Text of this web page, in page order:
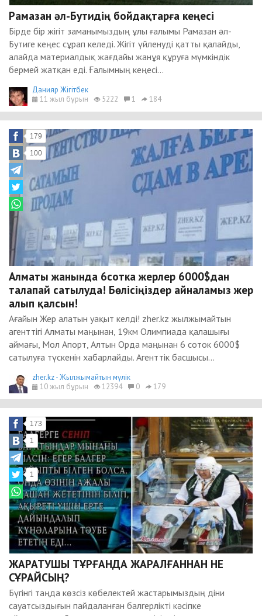
Рамазан әл-Бутидің бойдақтарға кеңесі
Бірде бір жігіт заманымыздың ұлы ғалымы Рамазан әл-
Бутиге кеңес сұрап келеді. Жігіт үйленуді қатты қалайды,
алайда материалдық жағдайы жанұя құруға мүмкіндік
бермей жатқан еді. Ғалымның кеңесі...
Данияр Жігітбек
11 жыл бұрын
5222 1 184
179
100
Алматы жанында 6сотка жерлер 6000$дан
талапай сатылуда! Бөлісіңіздер айналамыз жер
алып қалсын!
Ағайын Жер алатын уақыт келді! zher.kz жылжымайтын
агенттігі Алматы маңынан, 19км Олимпиада қалашығы
аймағы, Мол Апорт, Алтын Орда маңынан 6 cоток 6000$
cатылуға түскенін хабарлайды. Агенттік басшысы...
zher.kz - Жылжымайтын мүлік
10 жыл бұрын
12394 0 179
173
1
1
ЖАРАТУШЫ ТҰРҒАНДА ЖАРАЛҒАННАН НЕ
СҰРАЙСЫҢ?
Бүгінгі таңда көзсіз көбелектей жастарымыздың діни
сауатсыздығын пайдаланған балгерлікті кәсіпке